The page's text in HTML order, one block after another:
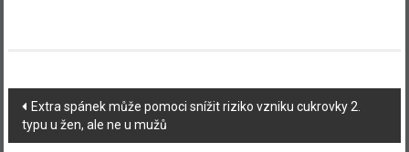
Navigace
příspěvku
Extra spánek může pomoci snížit riziko vzniku cukrovky 2.
typu u žen, ale ne u mužů